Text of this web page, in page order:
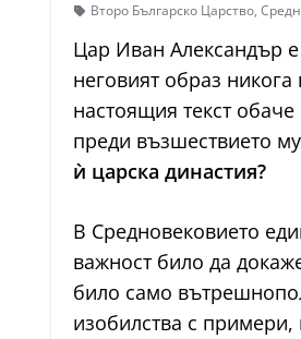
Второ Българско Царство,
Цар Иван Александър
неговият образ
настоящия текст
преди възшествието
ѝ царска династия?
В Средновековието
важност било да
било само
изобилства с примери,